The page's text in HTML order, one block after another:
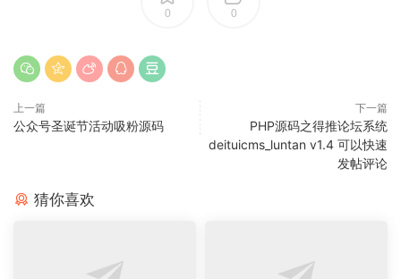
0 0
上一篇
公众号圣诞节活动吸粉源码
下一篇
PHP源码之得推论坛系统
deituicms_luntan v1.4 可以快速
发帖评论
猜你喜欢